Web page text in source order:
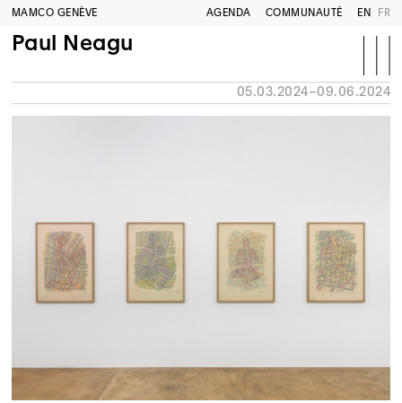
MAMCO GENÈVE AGENDA COMMUNAUTÉ EN FR
Paul Neagu
05.03.2024–09.06.2024